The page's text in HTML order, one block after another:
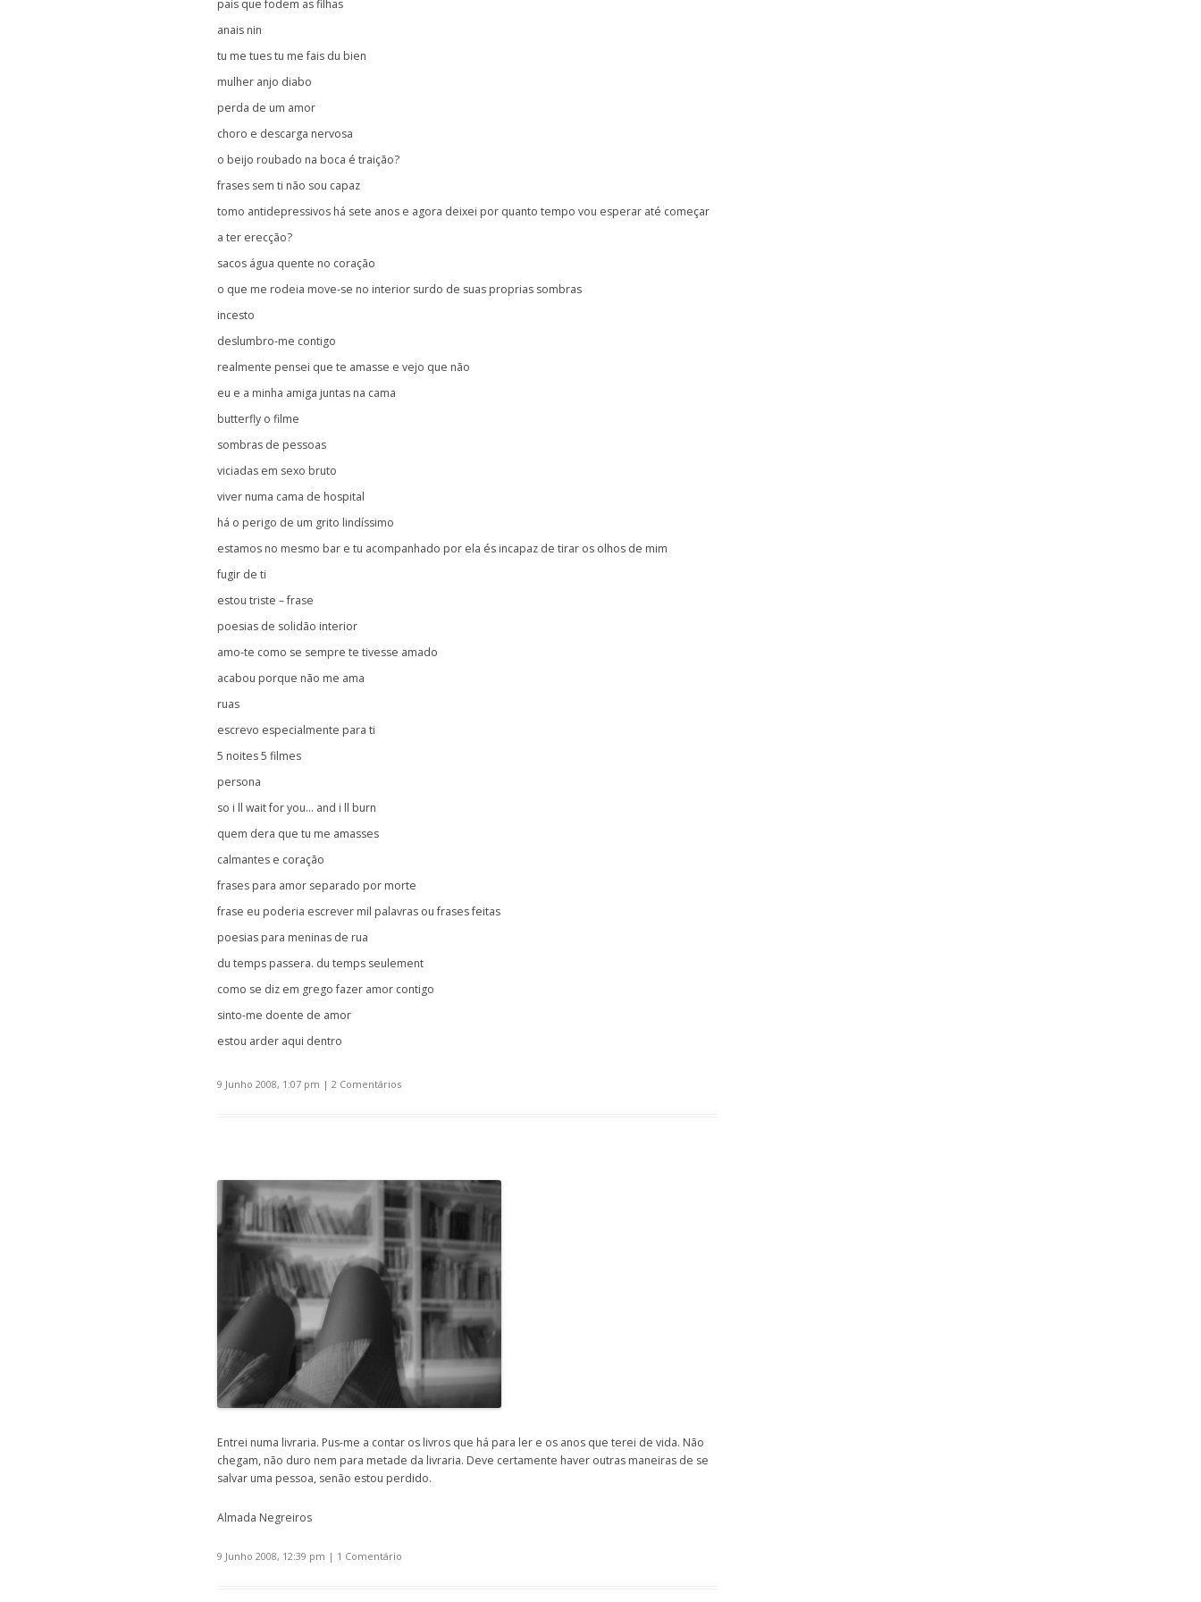
pais que fodem as filhas
anais nin
tu me tues tu me fais du bien
mulher anjo diabo
perda de um amor
choro e descarga nervosa
o beijo roubado na boca é traição?
frases sem ti não sou capaz
tomo antidepressivos há sete anos e agora deixei por quanto tempo vou esperar até começar
a ter erecção?
sacos água quente no coração
o que me rodeia move-se no interior surdo de suas proprias sombras
incesto
deslumbro-me contigo
realmente pensei que te amasse e vejo que não
eu e a minha amiga juntas na cama
butterfly o filme
sombras de pessoas
viciadas em sexo bruto
viver numa cama de hospital
há o perigo de um grito lindíssimo
estamos no mesmo bar e tu acompanhado por ela és incapaz de tirar os olhos de mim
fugir de ti
estou triste – frase
poesias de solidão interior
amo-te como se sempre te tivesse amado
acabou porque não me ama
ruas
escrevo especialmente para ti
5 noites 5 filmes
persona
so i ll wait for you… and i ll burn
quem dera que tu me amasses
calmantes e coração
frases para amor separado por morte
frase eu poderia escrever mil palavras ou frases feitas
poesias para meninas de rua
du temps passera. du temps seulement
como se diz em grego fazer amor contigo
sinto-me doente de amor
estou arder aqui dentro
9 Junho 2008, 1:07 pm | 2 Comentários
Entrei numa livraria. Pus-me a contar os livros que há para ler e os anos que terei de vida. Não
chegam, não duro nem para metade da livraria. Deve certamente haver outras maneiras de se
salvar uma pessoa, senão estou perdido.
Almada Negreiros
9 Junho 2008, 12:39 pm | 1 Comentário